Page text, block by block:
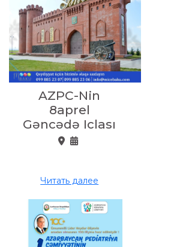
AZPC-Nin
8aprel
Gəncədə Iclası
Читать далее